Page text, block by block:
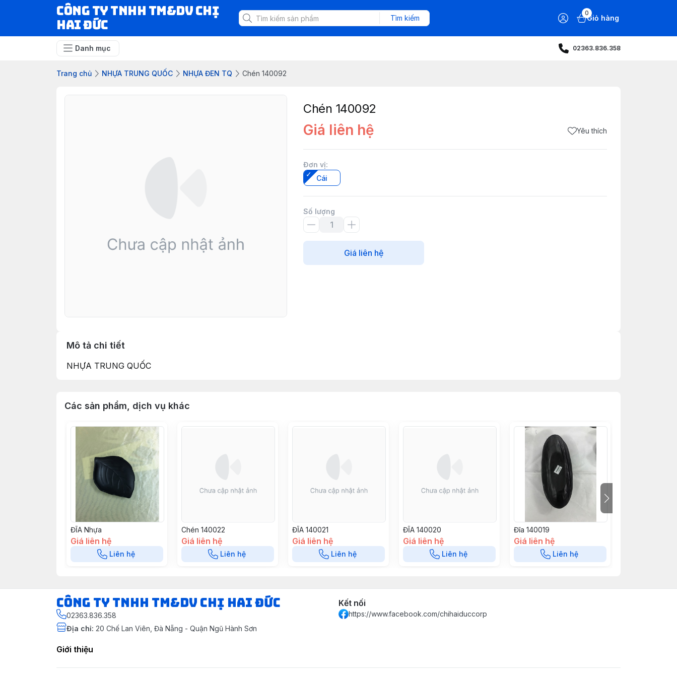
CÔNG TY TNHH TM&DV CHỊ
HAI ĐỨC
Tìm kiếm
0
Giỏ hàng
Danh mục 02363.836.358
Trang chủ NHỰA TRUNG QUỐC NHỰA ĐEN TQ Chén 140092
Chén 140092
Giá liên hệ Yêu thích
Đơn vị:
Cái
Số lượng
Giá liên hệ
Mô tả chi tiết
NHỰA TRUNG QUỐC
Các sản phẩm, dịch vụ khác
ĐĨA Nhựa
Giá liên hệ
Liên hệ
Chén 140022
Giá liên hệ
Liên hệ
ĐĨA 140021
Giá liên hệ
Liên hệ
ĐĨA 140020
Giá liên hệ
Liên hệ
Đĩa 140019
Giá liên hệ
Liên hệ
CÔNG TY TNHH TM&DV CHỊ HAI ĐỨC
02363.836.358
Địa chỉ: 20 Chế Lan Viên, Đà Nẵng - Quận Ngũ Hành Sơn
Kết nối
https://www.facebook.com/chihaiduccorp
Giới thiệu